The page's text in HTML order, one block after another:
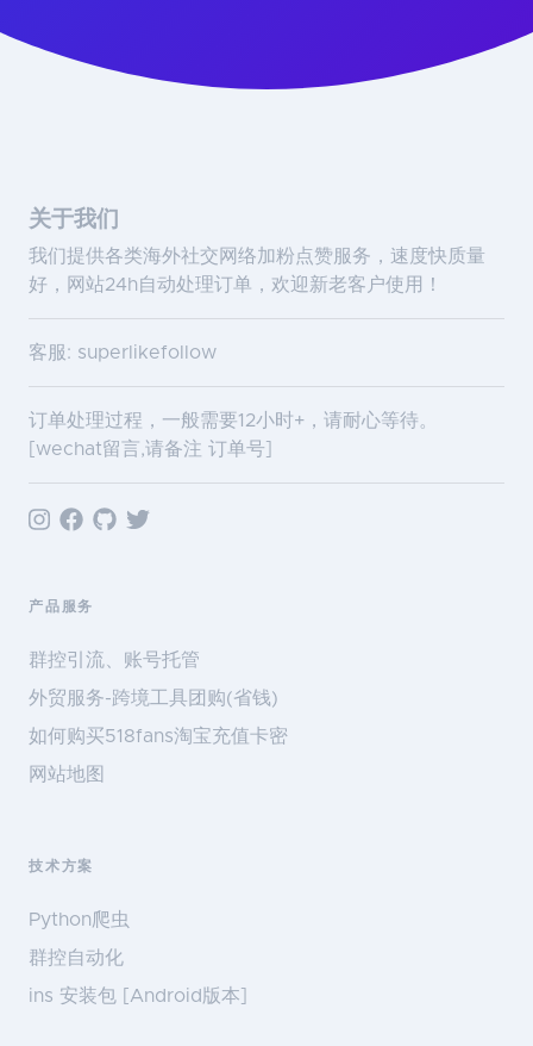
关于我们
我们提供各类海外社交网络加粉点赞服务，速度快质量
好，网站24h自动处理订单，欢迎新老客户使用！
客服: superlikefollow
订单处理过程，一般需要12小时+，请耐心等待。
[wechat留言,请备注 订单号]
产品服务
群控引流、账号托管
外贸服务-跨境工具团购(省钱)
如何购买518fans淘宝充值卡密
网站地图
技术方案
Python爬虫
群控自动化
ins 安装包 [Android版本]